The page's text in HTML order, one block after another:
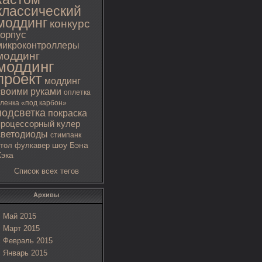
конкурс
моддинг
руками оплетка
«под карбон»
покраска
кулер
стимпанк
фулкавер шоу Бэна
Список всех тегов
Архивы
Май 2015
Март 2015
Февраль 2015
Январь 2015